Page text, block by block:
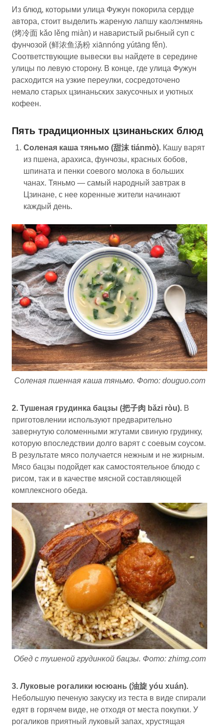
Из блюд, которыми улица Фужун покорила сердце
автора, стоит выделить жареную лапшу каолэнмянь
(烤冷面 kǎo lěng miàn) и наваристый рыбный суп с
фунчозой (鲜浓鱼汤粉 xiānnóng yútāng fěn).
Соответствующие вывески вы найдете в середине
улицы по левую сторону. В конце, где улица Фужун
расходится на узкие переулки, сосредоточено
немало старых цзинаньских закусочных и уютных
кофеен.
Пять традиционных цзинаньских блюд
Соленая каша тяньмо (甜沫 tiánmò). Кашу варят
из пшена, арахиса, фунчозы, красных бобов,
шпината и пенки соевого молока в больших
чанах. Тяньмо — самый народный завтрак в
Цзинане, с нее коренные жители начинают
каждый день.
Соленая пшенная каша тяньмо. Фото: douguo.com
2. Тушеная грудинка бацзы (把子肉 bǎzi ròu). В
приготовлении используют предварительно
завернутую соломенными жгутами свиную грудинку,
которую впоследствии долго варят с соевым соусом.
В результате мясо получается нежным и не жирным.
Мясо бацзы подойдет как самостоятельное блюдо с
рисом, так и в качестве мясной составляющей
комплексного обеда.
Обед с тушеной грудинкой бацзы. Фото: zhimg.com
3. Луковые рогалики юсюань (油旋 yóu xuán).
Небольшую печеную закуску из теста в виде спирали
едят в горячем виде, не отходя от места покупки. У
рогаликов приятный луковый запах, хрустящая